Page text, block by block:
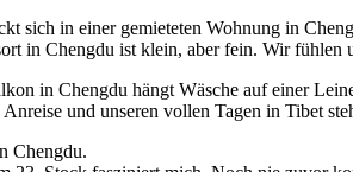
in Chengdu ist klein, aber fein. Wir
und unseren vollen Tagen in Tibet